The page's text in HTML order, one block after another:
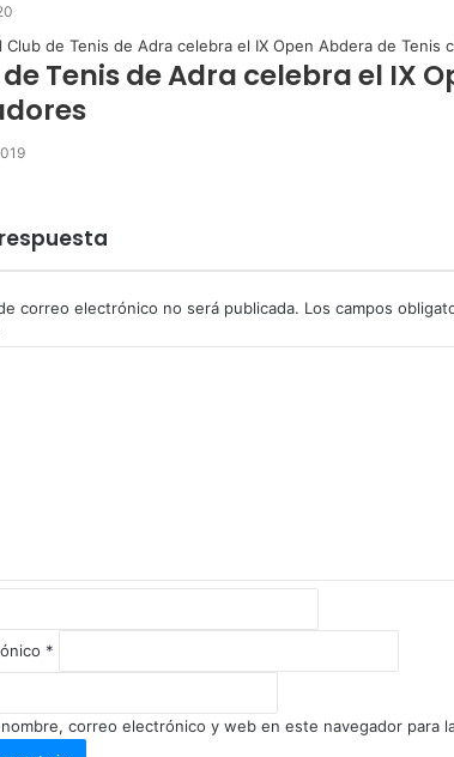
de Tenis de Adra celebra el IX
correo electrónico no será publicada. Los campos
*
correo electrónico y web en este navegador para